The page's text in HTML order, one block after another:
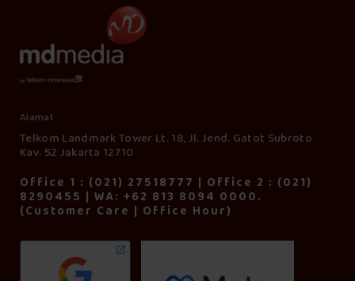
Alamat
Telkom Landmark Tower Lt. 18, Jl. Jend. Gatot Subroto
Kav. 52 Jakarta 12710
Office 1 : (021) 27518777 | Office 2 : (021)
8290455 | WA: +62 813 8094 0000.
(Customer Care | Office Hour)